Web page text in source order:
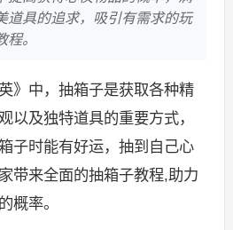
道具的追求，吸引有需求的玩
。
》中，抽箱子是获取各种精
以及独特道具的重要方式，
子时能有好运，抽到自己心
带来全面的抽箱子教程,助力
概率。